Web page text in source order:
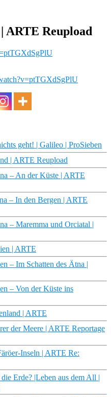
Reupload
geht! | Galileo | ProSieben
| ARTE Reupload
– An der Küste | ARTE
– In den Bergen | ARTE
– Maremma und Orciatal |
| ARTE
– Im Schatten des Ätna |
– Von der Küste ins
| ARTE
der Meere | ARTE Reportage
Inseln | ARTE Re:
Erde? |Leben aus dem All |